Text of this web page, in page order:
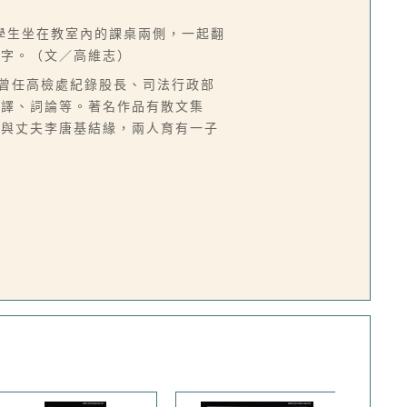
坐在教室內的課桌兩側，一起翻
。（文／高維志）
任高檢處紀錄股長、司法行政部
、詞論等。著名作品有散文集
丈夫李唐基結緣，兩人育有一子